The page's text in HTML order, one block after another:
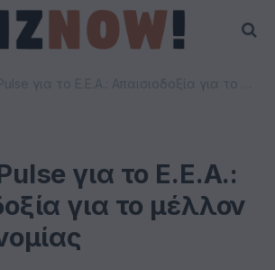
για το Ε.Ε.Α.:
για το μέλλον